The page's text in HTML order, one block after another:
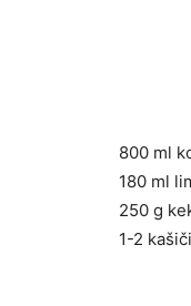
800 ml
180 ml
250 g
1-2